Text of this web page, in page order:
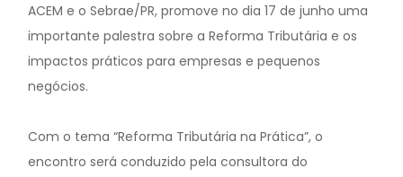
ACEM e o Sebrae/PR, promove no dia 17 de junho uma
importante palestra sobre a Reforma Tributária e os
impactos práticos para empresas e pequenos
negócios.
Com o tema “Reforma Tributária na Prática”, o
encontro será conduzido pela consultora do